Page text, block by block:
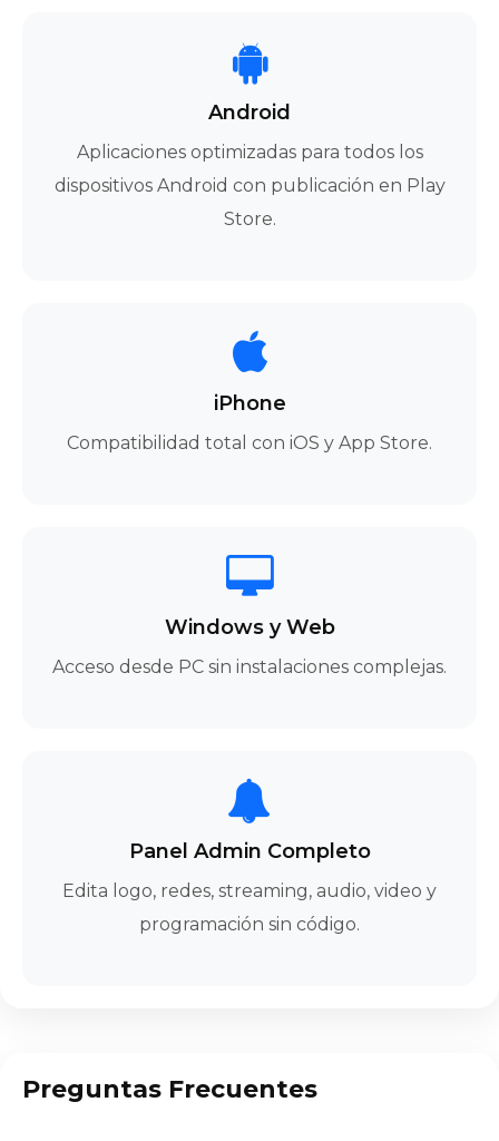
Android
Aplicaciones optimizadas para todos los
dispositivos Android con publicación en Play
Store.
iPhone
Compatibilidad total con iOS y App Store.
Windows y Web
Acceso desde PC sin instalaciones complejas.
Panel Admin Completo
Edita logo, redes, streaming, audio, video y
programación sin código.
Preguntas Frecuentes